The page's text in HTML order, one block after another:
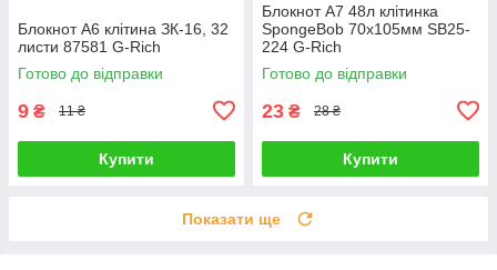
Блокнот А6 клітина ЗК-16, 32
листи 87581 G-Rich
Готово до відправки
9 ₴ 11 ₴
Купити
Блокнот А7 48л клітинка
SpongeBob 70х105мм SB25-
224 G-Rich
Готово до відправки
23 ₴ 28 ₴
Купити
Показати ще